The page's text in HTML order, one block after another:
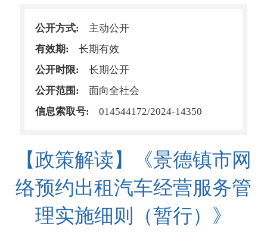
公开方式:
主动公开
有效期:
长期有效
公开时限:
长期公开
公开范围:
面向全社会
信息索取号:
014544172/2024-14350
【政策解读】《景德镇市网
络预约出租汽车经营服务管
理实施细则（暂行）》